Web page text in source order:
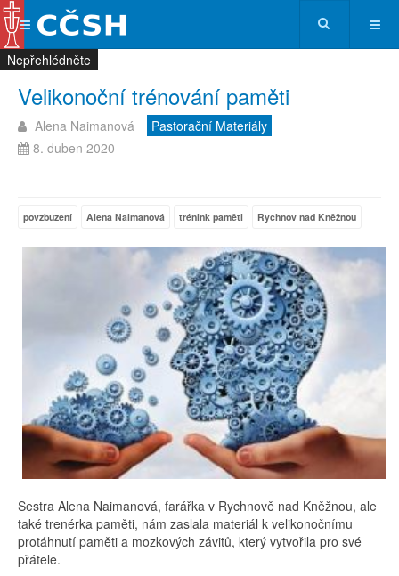
Velikonoční trénování paměti
Alena Naimanová
Pastorační Materiály
8. duben 2020
povzbuzení Alena Naimanová trénink paměti Rychnov nad Kněžnou
Sestra Alena Naimanová, farářka v Rychnově nad Kněžnou, ale
také trenérka paměti, nám zaslala materiál k velikonočnímu
protáhnutí paměti a mozkových závitů, který vytvořila pro své
přátele.
Nepřehlédněte
Nepřehlédněte
Nepřehlédněte
Nepřehlédněte